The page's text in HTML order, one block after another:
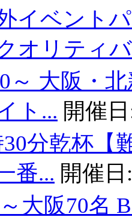
イベント
オリティ
～ 大阪・
ト... 開催
30分乾杯【
番... 開催
大阪70名